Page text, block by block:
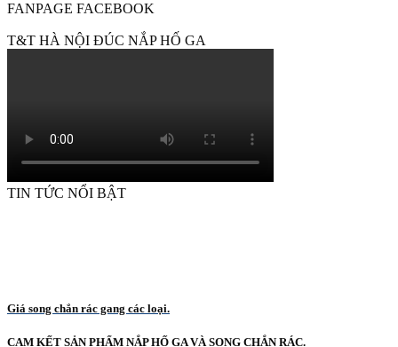
FANPAGE FACEBOOK
T&T HÀ NỘI ĐÚC NẮP HỐ GA
TIN TỨC NỔI BẬT
Giá song chắn rác gang các loại.
CAM KẾT SẢN PHẨM NẮP HỐ GA VÀ SONG CHẮN RÁC.